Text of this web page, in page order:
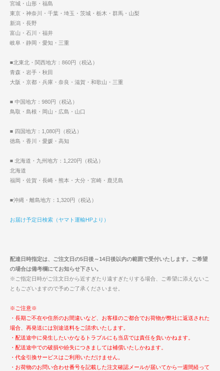
宮城・山形・福島
東京・神奈川・千葉・埼玉・茨城・栃木・群馬・山梨
新潟・長野
富山・石川・福井
岐阜・静岡・愛知・三重
■北東北・関西地方：860円（税込）
青森・岩手・秋田
大阪・京都・兵庫・奈良・滋賀・和歌山・三重
■ 中国地方：980円（税込）
鳥取・島根・岡山・広島・山口
■ 四国地方：1,080円（税込）
徳島・香川・愛媛・高知
■ 北海道・九州地方：1,220円（税込）
北海道
福岡・佐賀・長崎・熊本・大分・宮崎・鹿児島
■沖縄・離島地方：1,320円（税込）
お届け予定日検索（ヤマト運輸HPより）
配達日時指定は、ご注文日の5日後～14日後以内の範囲で受付いたします。ご希望
の場合は備考欄にてお知らせ下さい。
※ご指定日時がご注文日から近すぎたり遠すぎたりする場合、ご希望に添えないこ
ともございますので予めご了承くださいませ。
※ご注意※
・長期ご不在や住所のお間違いなど、お客様のご都合でお荷物が弊社に返送された
場合、再発送には別途送料をご請求いたします。
・配送途中に発生したいかなるトラブルにも当店では責任を負いかねます。
・配送途中での破損や紛失につきましては補償いたしかねます。
・代金引換サービスはご利用いただけません。
・お荷物のお問い合わせ番号を記載した注文確認メールが届いてから一週間経って